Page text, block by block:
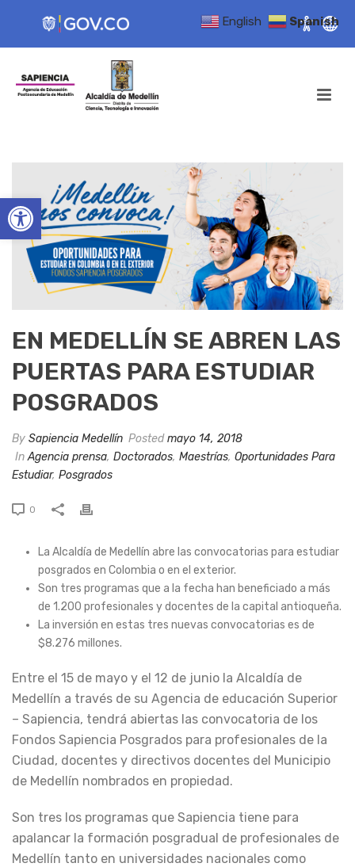
Open toolbar
EN MEDELLÍN SE ABREN LAS
PUERTAS PARA ESTUDIAR
POSGRADOS
By Sapiencia Medellín Postedmayo 14, 2018
InAgencia prensa, Doctorados, Maestrías, Oportunidades Para
Estudiar, Posgrados
0
La Alcaldía de Medellín abre las convocatorias para estudiar
posgrados en Colombia o en el exterior.
Son tres programas que a la fecha han beneficiado a más
de 1.200 profesionales y docentes de la capital antioqueña.
La inversión en estas tres nuevas convocatorias es de
$8.276 millones.
Entre el 15 de mayo y el 12 de junio la Alcaldía de
Medellín a través de su Agencia de educación Superior
– Sapiencia, tendrá abiertas las convocatoria de los
Fondos Sapiencia Posgrados para profesionales de la
Ciudad, docentes y directivos docentes del Municipio
de Medellín nombrados en propiedad.
Son tres los programas que Sapiencia tiene para
apalancar la formación posgradual de profesionales de
Medellín tanto en universidades nacionales como
English Spanish